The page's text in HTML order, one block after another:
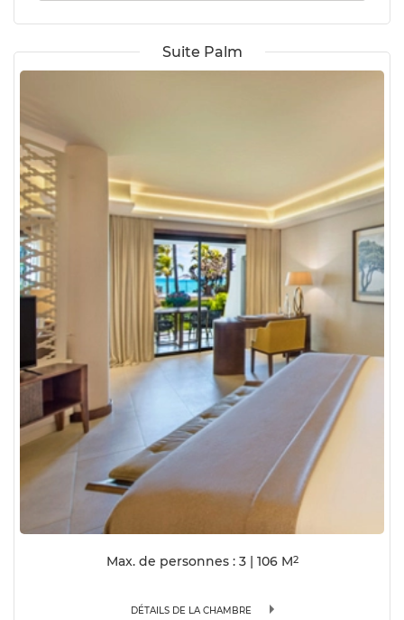
Suite Palm
Max. de personnes : 3 | 106M2
DÉTAILS DE LA CHAMBRE